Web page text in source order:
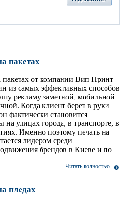
пакетах
пакетах от компании Вип Принт
из самых эффективных способов
рекламу заметной, мобильной
Когда клиент берет в руки
фактически становится
на улицах города, в транспорте, в
Именно поэтому печать на
лидером среди
брендов в Киеве и по
Читать полностью
пледах